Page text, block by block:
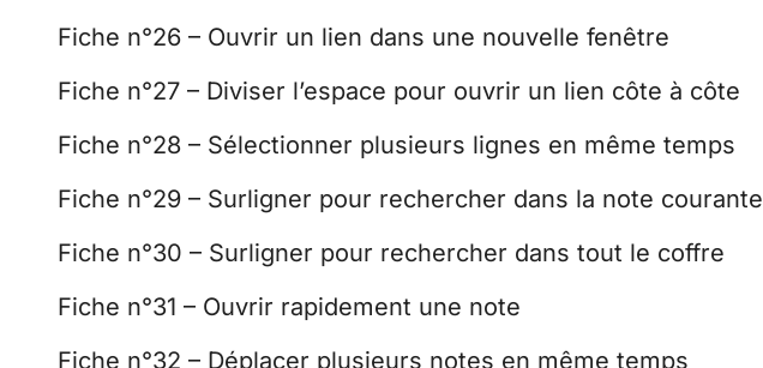
Fiche n°26 – Ouvrir un lien dans une nouvelle fenêtre
Fiche n°27 – Diviser l’espace pour ouvrir un lien côte à côte
Fiche n°28 – Sélectionner plusieurs lignes en même temps
Fiche n°29 – Surligner pour rechercher dans la note courante
Fiche n°30 – Surligner pour rechercher dans tout le coffre
Fiche n°31 – Ouvrir rapidement une note
Fiche n°32 – Déplacer plusieurs notes en même temps